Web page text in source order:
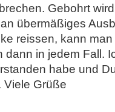
Gebohrt
übermäßiges
reissen, kann
dann in jedem Fall.
habe und
Viele Grüße